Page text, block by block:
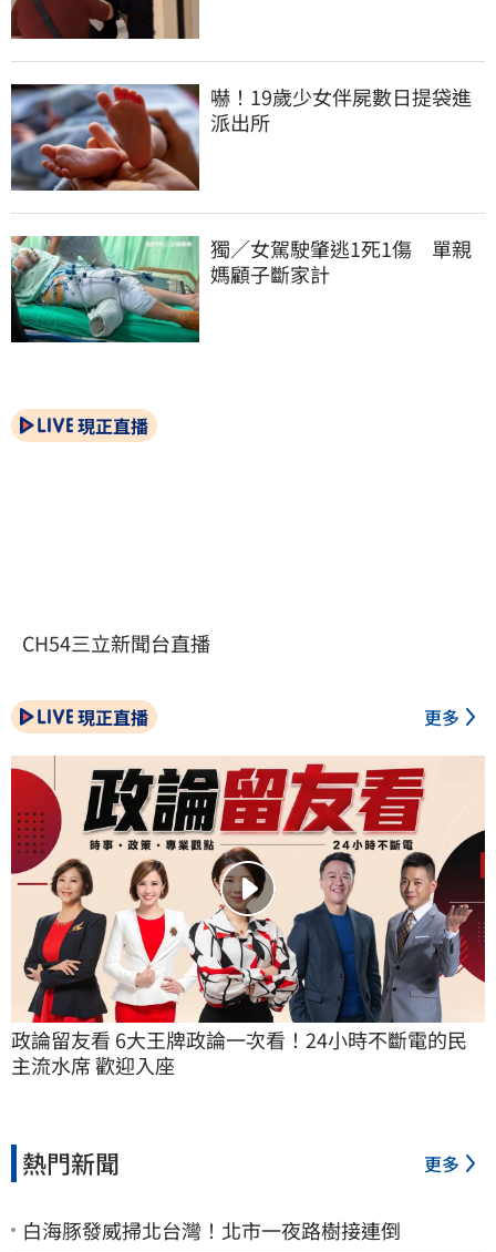
嚇！19歲少女伴屍數日提袋進
派出所
獨／女駕駛肇逃1死1傷　單親
媽顧子斷家計
現正直播
CH54三立新聞台直播
現正直播 更多
政論留友看 6大王牌政論一次看！24小時不斷電的民
主流水席 歡迎入座
熱門新聞 更多
白海豚發威掃北台灣！北市一夜路樹接連倒